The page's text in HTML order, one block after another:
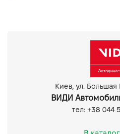
Мультифункціональне кермо
Задня камера
Парктронік задній
Киев, ул. Большая
ВИДИ
тел: +38 044